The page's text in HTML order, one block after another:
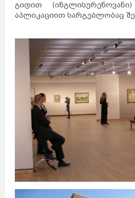
გიდით
აპლიკაციით სარგებლობაც